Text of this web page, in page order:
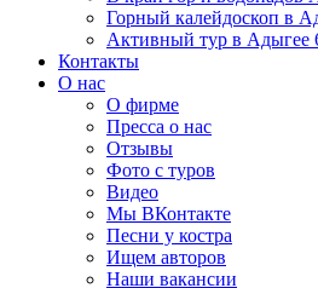
Горный калейдоскоп в
Активный тур в Адыгее
Контакты
О нас
О фирме
Пресса о нас
Отзывы
Фото с туров
Видео
Мы ВКонтакте
Песни у костра
Ищем авторов
Наши вакансии